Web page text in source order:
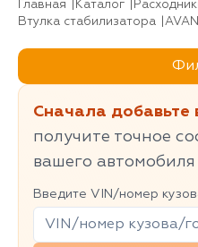
Главная Каталог
Втулка стабилизатора
Сначала
получите точное
вашего автомобиля
Введите VIN/номер